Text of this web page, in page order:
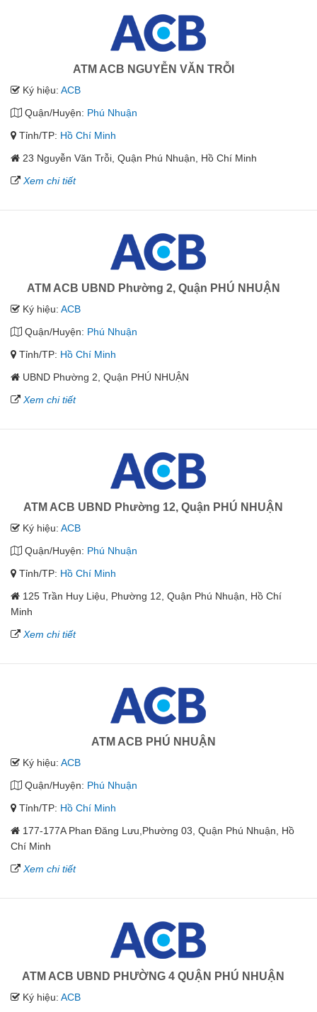
ATM ACB NGUYỄN VĂN TRỖI
Ký hiệu: ACB
Quận/Huyện: Phú Nhuận
Tỉnh/TP: Hồ Chí Minh
23 Nguyễn Văn Trỗi, Quận Phú Nhuận, Hồ Chí Minh
Xem chi tiết
ATM ACB UBND Phường 2, Quận PHÚ NHUẬN
Ký hiệu: ACB
Quận/Huyện: Phú Nhuận
Tỉnh/TP: Hồ Chí Minh
UBND Phường 2, Quận PHÚ NHUẬN
Xem chi tiết
ATM ACB UBND Phường 12, Quận PHÚ NHUẬN
Ký hiệu: ACB
Quận/Huyện: Phú Nhuận
Tỉnh/TP: Hồ Chí Minh
125 Trần Huy Liệu, Phường 12, Quận Phú Nhuận, Hồ Chí
Minh
Xem chi tiết
ATM ACB PHÚ NHUẬN
Ký hiệu: ACB
Quận/Huyện: Phú Nhuận
Tỉnh/TP: Hồ Chí Minh
177-177A Phan Đăng Lưu,Phường 03, Quận Phú Nhuận, Hồ
Chí Minh
Xem chi tiết
ATM ACB UBND PHƯỜNG 4 QUẬN PHÚ NHUẬN
Ký hiệu: ACB